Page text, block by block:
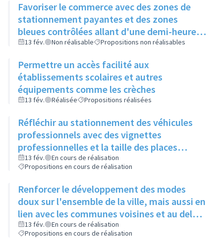
Favoriser le commerce avec des zones de
stationnement payantes et des zones
bleues contrôlées allant d'une demi-heure à
une heure gratuite
13 fév. Non réalisable Propositions non réalisables
Permettre un accès facilité aux
établissements scolaires et autres
équipements comme les crèches
13 fév. Réalisée Propositions réalisées
Réfléchir au stationnement des véhicules
professionnels avec des vignettes
professionnelles et la taille des places
adaptées
13 fév.
En cours de réalisation
Propositions en cours de réalisation
Renforcer le développement des modes
doux sur l'ensemble de la ville, mais aussi en
lien avec les communes voisines et au delà
pour faciliter les trajets domicile/travail
13 fév.
En cours de réalisation
Propositions en cours de réalisation